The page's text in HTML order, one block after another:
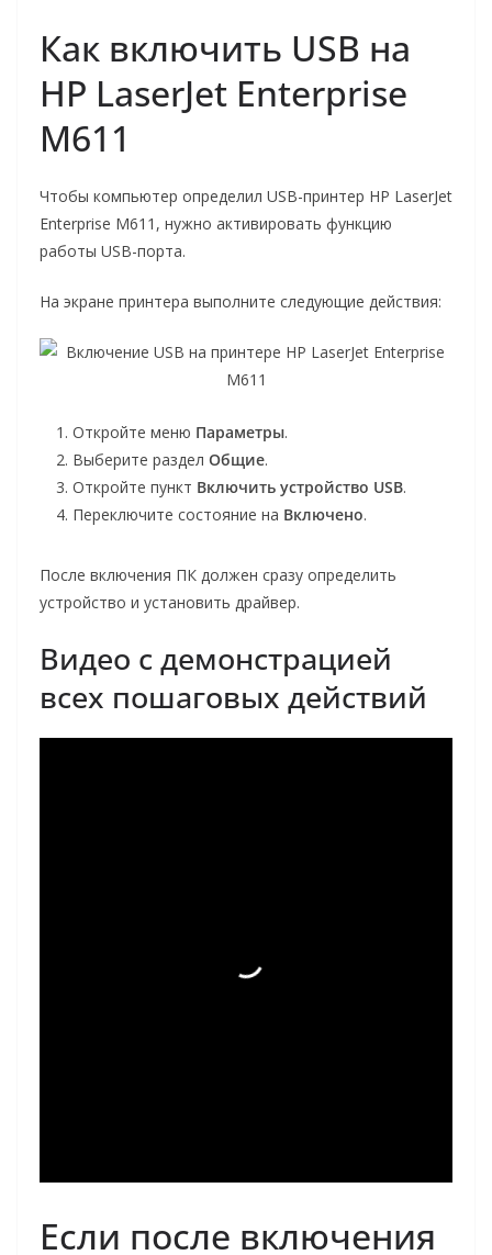
Как включить USB на
HP LaserJet Enterprise
M611
Чтобы компьютер определил USB-принтер HP LaserJet
Enterprise M611, нужно активировать функцию
работы USB-порта.
На экране принтера выполните следующие действия:
Откройте меню Параметры.
Выберите раздел Общие.
Откройте пункт Включить устройство USB.
Переключите состояние на Включено.
После включения ПК должен сразу определить
устройство и установить драйвер.
Видео с демонстрацией
всех пошаговых действий
Если после включения